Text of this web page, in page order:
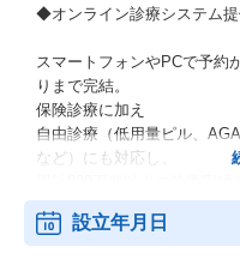
◆オンライン診療システム
スマートフォンやPCで予約
りまで完結。
保険診療に加え
自由診療（低用量ピル、
など）にも対応し、
◆クリニック向けデジタルト
設立年月日